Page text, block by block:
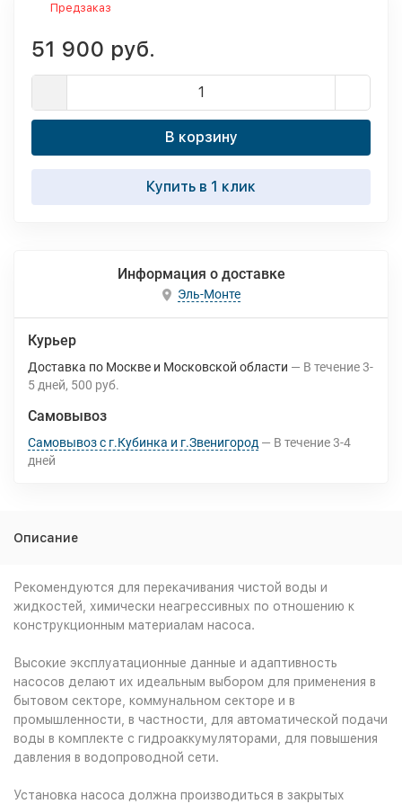
Предзаказ
51 900 руб.
В корзину
Купить в 1 клик
Информация о доставке
Эль-Монте
Курьер
Доставка по Москве и Московской области В течение3-
5 дней 500 руб.
Самовывоз
Самовывоз с г.Кубинка и г.Звенигород В течение3-4
дней
Описание
Рекомендуются для перекачивания чистой воды и
жидкостей, химически неагрессивных по отношению к
конструкционным материалам насоса.
Высокие эксплуатационные данные и адаптивность
насосов делают их идеальным выбором для применения в
бытовом секторе, коммунальном секторе и в
промышленности, в частности, для автоматической подачи
воды в комплекте с гидроаккумуляторами, для повышения
давления в водопроводной сети.
Установка насоса должна производиться в закрытых